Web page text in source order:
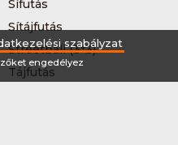
Sífutás
Sítájfutás
Streetball (3*3)
Tájfutás
szabályzat
engedélyez